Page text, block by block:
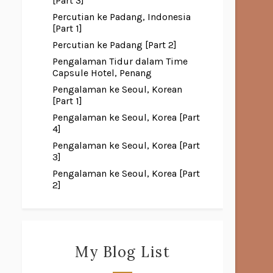
Percutian ke Padang, Indonesia
[Part 1]
Percutian ke Padang [Part 2]
Pengalaman Tidur dalam Time
Capsule Hotel, Penang
Pengalaman ke Seoul, Korean
[Part 1]
Pengalaman ke Seoul, Korea [Part
4]
Pengalaman ke Seoul, Korea [Part
3]
Pengalaman ke Seoul, Korea [Part
2]
My Blog List